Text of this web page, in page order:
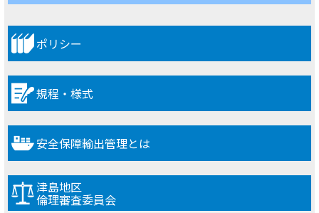
ポリシー
規程・様式
安全保障輸出管理とは
津島地区
倫理審査委員会